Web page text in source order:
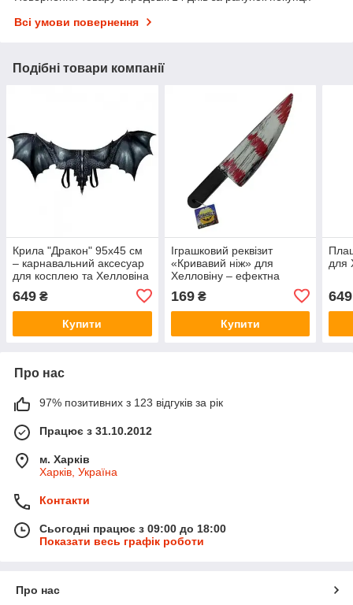
Всі умови повернення
Подібні товари компанії
Крила "Дракон" 95х45 см
– карнавальний аксесуар
для косплею та Хелловіна
649 ₴
Купити
Іграшковий реквізит
«Кривавий ніж» для
Хелловіну – ефектна
169₴
Купити
для
649
Про нас
97% позитивних з 123 відгуків за рік
Працює з 31.10.2012
м. Харків
Харків, Україна
Контакти
Сьогодні працює з 09:00 до 18:00
Показати весь графік роботи
Про нас